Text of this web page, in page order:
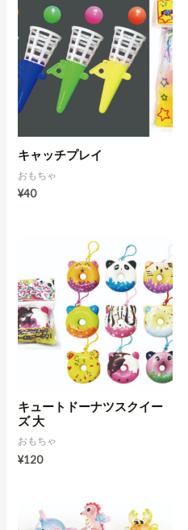
キャッチプレイ
おもちゃ
¥40
キュートドーナツスクイー
ズ 大
おもちゃ
¥120